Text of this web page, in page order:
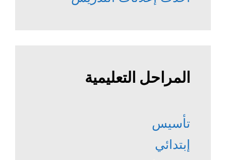
المراحل التعليمية
تأسيس
إبتدائي